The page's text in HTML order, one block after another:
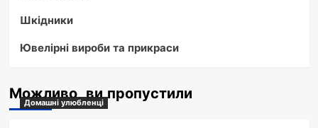
Шкідники
Ювелірні вироби та прикраси
Можливо, ви пропустили
Домашні улюбленці